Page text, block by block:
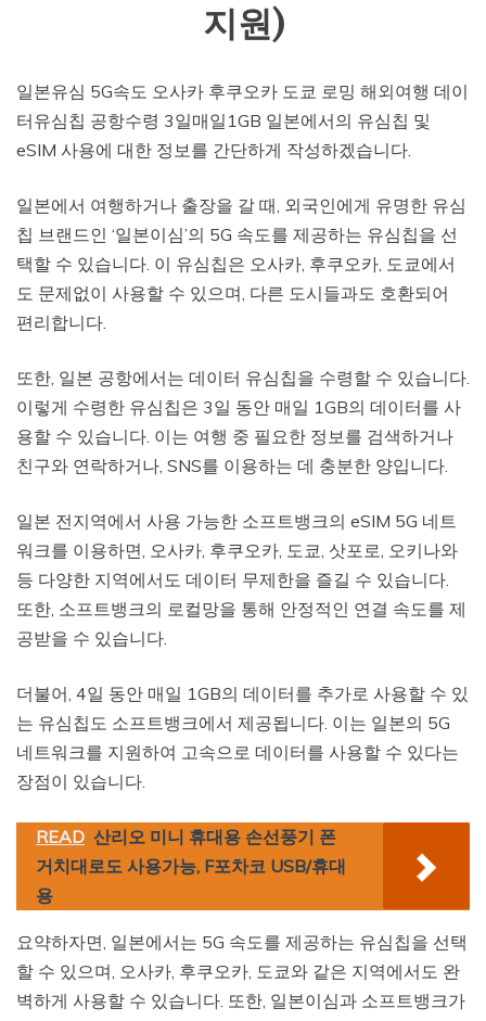
지원)
일본유심 5G속도 오사카 후쿠오카 도쿄 로밍 해외여행 데이
터유심칩 공항수령 3일매일1GB 일본에서의 유심칩 및
eSIM 사용에 대한 정보를 간단하게 작성하겠습니다.
일본에서 여행하거나 출장을 갈 때, 외국인에게 유명한 유심
칩 브랜드인 ‘일본이심’의 5G 속도를 제공하는 유심칩을 선
택할 수 있습니다. 이 유심칩은 오사카, 후쿠오카, 도쿄에서
도 문제없이 사용할 수 있으며, 다른 도시들과도 호환되어
편리합니다.
또한, 일본 공항에서는 데이터 유심칩을 수령할 수 있습니다.
이렇게 수령한 유심칩은 3일 동안 매일 1GB의 데이터를 사
용할 수 있습니다. 이는 여행 중 필요한 정보를 검색하거나
친구와 연락하거나, SNS를 이용하는 데 충분한 양입니다.
일본 전지역에서 사용 가능한 소프트뱅크의 eSIM 5G 네트
워크를 이용하면, 오사카, 후쿠오카, 도쿄, 삿포로, 오키나와
등 다양한 지역에서도 데이터 무제한을 즐길 수 있습니다.
또한, 소프트뱅크의 로컬망을 통해 안정적인 연결 속도를 제
공받을 수 있습니다.
더불어, 4일 동안 매일 1GB의 데이터를 추가로 사용할 수 있
는 유심칩도 소프트뱅크에서 제공됩니다. 이는 일본의 5G
네트워크를 지원하여 고속으로 데이터를 사용할 수 있다는
장점이 있습니다.
READ 산리오 미니 휴대용 손선풍기 폰
거치대로도 사용가능, F포차코 USB/휴대
용
요약하자면, 일본에서는 5G 속도를 제공하는 유심칩을 선택
할 수 있으며, 오사카, 후쿠오카, 도쿄와 같은 지역에서도 완
벽하게 사용할 수 있습니다. 또한, 일본이심과 소프트뱅크가